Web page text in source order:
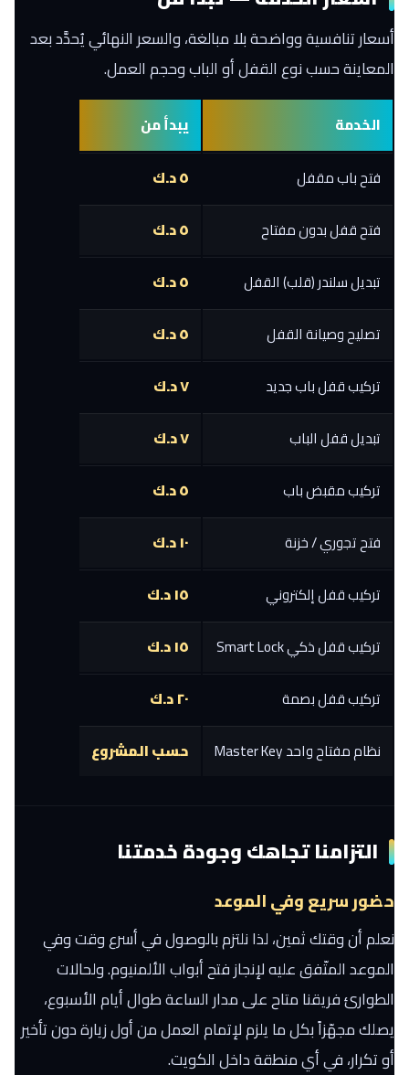
أسعار تنافسية وواضحة بلا مبالغة، والسعر النهائي يُحدَّد بعد
المعاينة حسب نوع القفل أو الباب وحجم العمل.
الخدمة
يبدأ من
فتح باب مقفل
٥ د.ك
فتح قفل بدون مفتاح
٥ د.ك
تبديل سلندر (قلب) القفل
٥ د.ك
تصليح وصيانة القفل
٥ د.ك
تركيب قفل باب جديد
٧ د.ك
تبديل قفل الباب
٧ د.ك
تركيب مقبض باب
٥ د.ك
فتح تجوري / خزنة
١٠ د.ك
تركيب قفل إلكتروني
١٥ د.ك
تركيب قفل ذكي Smart Lock
١٥ د.ك
تركيب قفل بصمة
٢٠ د.ك
نظام مفتاح واحد Master Key
حسب المشروع
التزامنا تجاهك وجودة خدمتنا
حضور سريع وفي الموعد
نعلم أن وقتك ثمين، لذا نلتزم بالوصول في أسرع وقت وفي
الموعد المتّفق عليه لإنجاز فتح أبواب الألمنيوم. ولحالات
الطوارئ فريقنا متاح على مدار الساعة طوال أيام الأسبوع،
يصلك مجهّزاً بكل ما يلزم لإتمام العمل من أول زيارة دون تأخير
أو تكرار، في أي منطقة داخل الكويت.